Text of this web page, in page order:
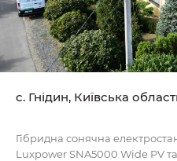
с. Гнідин, Київська
Гібридна сонячна
Luxpower SNA5000 Wide PV